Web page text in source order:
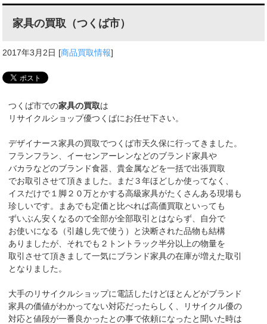
家具の買取（つくば市）
2017年3月2日 [商品買取情報]
つくば市での家具の買取は
リサイクルショップ優つくばにお任せ下さい。
デザイナース家具の買取でつくば市天久保に行ってきました。
フランフラン、イーセンアーレンなどのブランド家具や
バカラなどのブランド食器、貴金属などを一括で出張買取
でお取引させて頂きました。まだ３年ほどしか使ってなく、
イスだけで１脚２０万とかする高級家具がたくさんある現場も
珍しいです。まあでも定価と比べれば高価買取といっても
ずいぶん安くなるので全部が全部取引とはならず、自分で
お使いになる（引越し先で使う）と決断された品物も結構
ありましたが、それでも２トントラック半分以上の物量を
取引させて頂きまして一気にブランド家具の在庫が増えた取引
となりました。
大手のリサイクルショップに電話したけどほとんどがブランド
家具の価値がわかってない対応だったらしく、リサイクル優の
対応と値段が一番良かったとの事で依頼になったと聞いた時は